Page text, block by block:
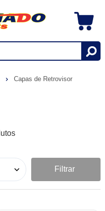
Capas de Retrovisor
Filtrar